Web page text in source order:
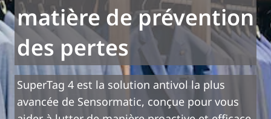
matière de prévention
des pertes
SuperTag 4 est la solution antivol la plus
avancée de Sensormatic, conçue pour vous